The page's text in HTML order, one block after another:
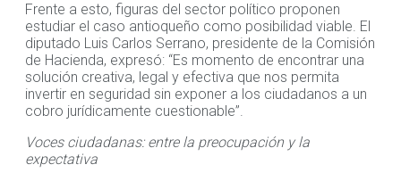
Frente a esto, figuras del sector político proponen
estudiar el caso antioqueño como posibilidad viable. El
diputado Luis Carlos Serrano, presidente de la Comisión
de Hacienda, expresó: “Es momento de encontrar una
solución creativa, legal y efectiva que nos permita
invertir en seguridad sin exponer a los ciudadanos a un
cobro jurídicamente cuestionable”.
Voces ciudadanas: entre la preocupación y la
expectativa